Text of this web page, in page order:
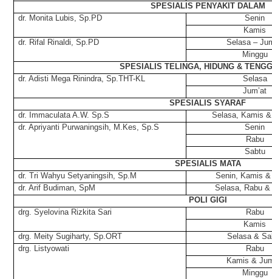
SPESIALIS PENYAKIT DALAM
dr. Monita Lubis, Sp.PD
Senin
Kamis
dr. Rifal Rinaldi, Sp.PD
Selasa –
Minggu
SPESIALIS TELINGA, HIDUNG &
dr. Adisti Mega Rinindra, Sp.THT-KL
Selasa
Jum’at
SPESIALIS SYARAF
dr. Immaculata A.W. Sp.S
Selasa, Kamis &
dr. Apriyanti Purwaningsih, M.Kes, Sp.S
Senin
Rabu
Sabtu
SPESIALIS MATA
dr. Tri Wahyu Setyaningsih, Sp.M
Senin, Kamis
dr. Arif Budiman, SpM
Selasa, Rabu
POLI GIGI
drg. Syelovina Rizkita Sari
Rabu
Kamis
drg. Meity Sugiharty, Sp.ORT
Selasa &
drg. Listyowati
Rabu
Kamis &
Minggu